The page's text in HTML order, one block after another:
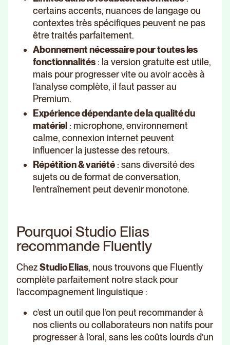
certains accents, nuances de langage ou
contextes très spécifiques peuvent ne pas
être traités parfaitement.
Abonnement nécessaire pour toutes les
fonctionnalités: la version gratuite est utile,
mais pour progresser vite ou avoir accès à
l’analyse complète, il faut passer au
Premium.
Expérience dépendante de la qualité du
matériel : microphone, environnement
calme, connexion internet peuvent
influencer la justesse des retours.
Répétition & variété : sans diversité des
sujets ou de format de conversation,
l’entraînement peut devenir monotone.
Pourquoi Studio Elias
recommande Fluently
ChezStudio Elias, nous trouvons que Fluently
complète parfaitement notre stack pour
l’accompagnement linguistique :
c’est un outil que l’on peut recommander à
nos clients ou collaborateurs non natifs pour
progresser à l’oral, sans les coûts lourds d’un